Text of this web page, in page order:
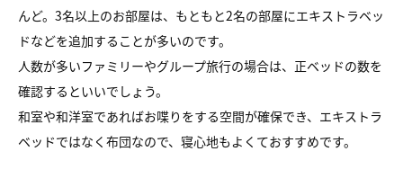
んど。3名以上のお部屋は、もともと2名の部屋にエキストラベッ
ドなどを追加することが多いのです。
人数が多いファミリーやグループ旅行の場合は、正ベッドの数を
確認するといいでしょう。
和室や和洋室であればお喋りをする空間が確保でき、エキストラ
ベッドではなく布団なので、寝心地もよくておすすめです。